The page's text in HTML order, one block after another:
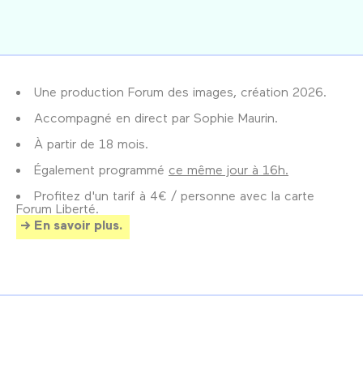
Une production Forum des images, création 2026.
Accompagné en direct par Sophie Maurin.
À partir de 18 mois.
Également programmé ce même jour à 16h.
Profitez d'un tarif à 4€ / personne avec la carte
Forum Liberté.
En savoir plus.